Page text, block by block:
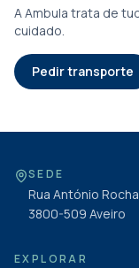
A Ambula trata de
cuidado.
Pedir transporte
SEDE
Rua António
3800-509 Aveiro
EXPLORAR